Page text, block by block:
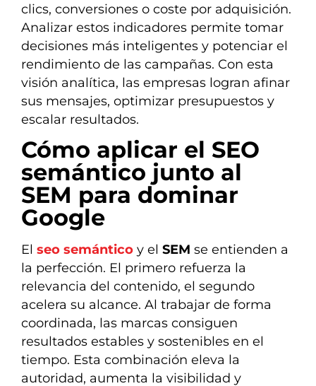
clics, conversiones o coste por adquisición.
Analizar estos indicadores permite tomar
decisiones más inteligentes y potenciar el
rendimiento de las campañas. Con esta
visión analítica, las empresas logran afinar
sus mensajes, optimizar presupuestos y
escalar resultados.
Cómo aplicar el SEO
semántico junto al
SEM para dominar
Google
El seo semántico y el SEM se entienden a
la perfección. El primero refuerza la
relevancia del contenido, el segundo
acelera su alcance. Al trabajar de forma
coordinada, las marcas consiguen
resultados estables y sostenibles en el
tiempo. Esta combinación eleva la
autoridad, aumenta la visibilidad y